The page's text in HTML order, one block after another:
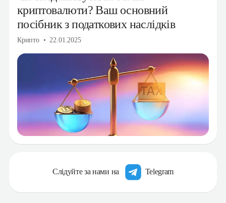
криптовалюти? Ваш основний
посібник з податкових наслідків
Крипто 22.01.2025
Слідуйте за нами на Telegram